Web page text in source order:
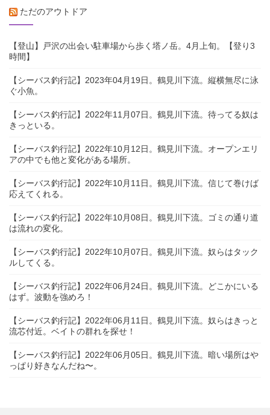
ただのアウトドア
【登山】戸沢の出会い駐車場から歩く塔ノ岳。4月上旬。【登り3
時間】
【シーバス釣行記】2023年04月19日。鶴見川下流。縦横無尽に泳
ぐ小魚。
【シーバス釣行記】2022年11月07日。鶴見川下流。待ってる奴は
きっといる。
【シーバス釣行記】2022年10月12日。鶴見川下流。オープンエリ
アの中でも他と変化がある場所。
【シーバス釣行記】2022年10月11日。鶴見川下流。信じて巻けば
応えてくれる。
【シーバス釣行記】2022年10月08日。鶴見川下流。ゴミの通り道
は流れの変化。
【シーバス釣行記】2022年10月07日。鶴見川下流。奴らはタック
ルしてくる。
【シーバス釣行記】2022年06月24日。鶴見川下流。どこかにいる
はず。波動を強めろ！
【シーバス釣行記】2022年06月11日。鶴見川下流。奴らはきっと
流芯付近。ベイトの群れを探せ！
【シーバス釣行記】2022年06月05日。鶴見川下流。暗い場所はや
っぱり好きなんだね〜。